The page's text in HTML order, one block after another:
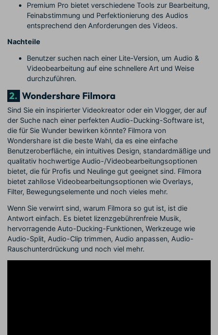
Premium Pro bietet verschiedene Tools zur Bearbeitung,
Feinabstimmung und Perfektionierung des Audios
entsprechend den Anforderungen des Videos.
Nachteile
Benutzer suchen nach einer Lite-Version, um Audio &
Videobearbeitung auf eine schnellere Art und Weise
durchzuführen.
2. Wondershare Filmora
Sind Sie ein inspirierter Videokreator oder ein Vlogger, der auf
der Suche nach einer perfekten Audio-Ducking-Software ist,
die für Sie Wunder bewirken könnte? Filmora von
Wondershare ist die beste Wahl, da es eine einfache
Benutzeroberfläche, ein intuitives Design, standardmäßige und
qualitativ hochwertige Audio-/Videobearbeitungsoptionen
bietet, die für Profis und Neulinge gut geeignet sind. Filmora
bietet zahllose Videobearbeitungsoptionen wie Overlays,
Filter, Bewegungselemente und noch vieles mehr.
Wenn Sie verwirrt sind, warum Filmora so gut ist, ist die
Antwort einfach. Es bietet lizenzgebührenfreie Musik,
hervorragende Auto-Ducking-Funktionen, Werkzeuge wie
Audio-Split, Audio-Clip trimmen, Audio anpassen, Audio-
Rauschunterdrückung und noch viel mehr.